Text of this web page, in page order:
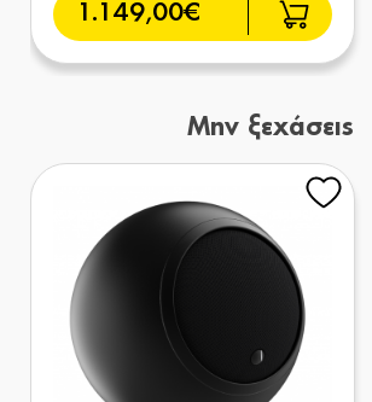
1.149,00€
Μην ξεχάσεις